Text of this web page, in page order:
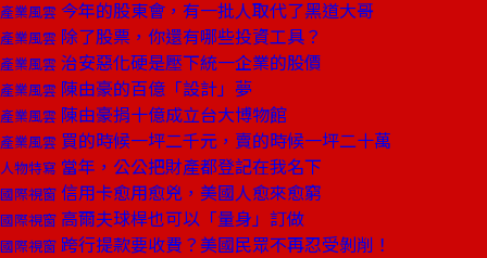
產業風雲 今年的股東會，有一批人取代了黑道大哥
產業風雲 除了股票，你還有哪些投資工具？
產業風雲 治安惡化硬是壓下統一企業的股價
產業風雲 陳由豪的百億「設計」夢
產業風雲 陳由豪捐十億成立台大博物館
產業風雲 買的時候一坪二千元，賣的時候一坪二十萬
人物特寫 當年，公公把財產都登記在我名下
國際視窗 信用卡愈用愈兇，美國人愈來愈窮
國際視窗 高爾夫球桿也可以「量身」訂做
國際視窗 跨行提款要收費？美國民眾不再忍受剝削！